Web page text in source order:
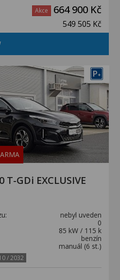
Akce 664 900 Kč
549 505 Kč
P+
T-GDi EXCLUSIVE
nebyl uveden
0
85 kW / 115 k
benzín
manuál (6 st.)
/ 2032